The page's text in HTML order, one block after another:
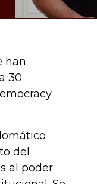
han
30
del
al poder